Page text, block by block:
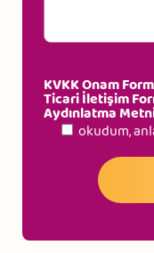
KVKK Onam
Ticari İletişim
Aydınlatma
okudum,